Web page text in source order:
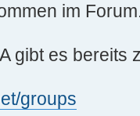
im
gibt es bereits
groups